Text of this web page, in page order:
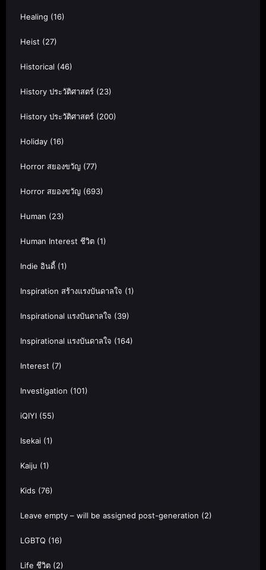
Healing (16)
Heist (27)
Historical (46)
History ประวัติศาสตร์ (23)
History ประวัติศาสตร์ (200)
Holiday (16)
Horror สยองขวัญ (77)
Horror สยองขวัญ (693)
Human (23)
Human Interest ชีวิต (1)
Indie อินดี้ (1)
Inspiration สร้างแรงบันดาลใจ (1)
Inspirational แรงบันดาลใจ (39)
Inspirational แรงบันดาลใจ (164)
Interest (7)
Investigation (101)
iQIYI (55)
Isekai (1)
Kaiju (1)
Kids (76)
Leave empty – will be assigned post-generation (2)
LGBTQ (16)
Life ชีวิต (2)